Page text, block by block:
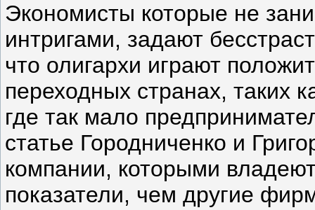
Экономисты которые не
интригами, задают
что олигархи играют
переходных странах, таких
где так мало
статье Городниченко и
компании, которыми
показатели, чем другие